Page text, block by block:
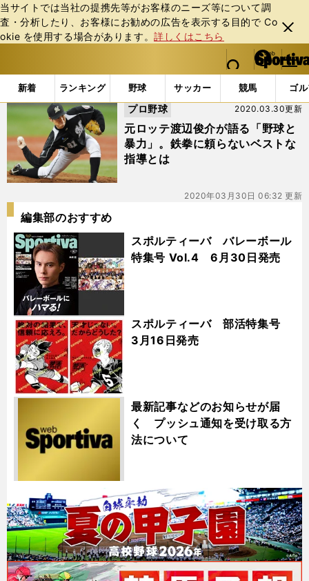
当サイトでは当社の提携先等がお客様のニーズ等について調
査・分析したり、お客様にお勧めの広告を表⽰する⽬的で Co
okie を使⽤する場合があります。詳しくはこちら
閉じ
る
web Sportiva (webスポルティーバ)
検索
マイペ
ー
ジ
メニュ
新着 ランキング 野球 サッカー 競馬 ゴ
b
ス
ポ
ル
テ
ィ
ー
バ
「#野球と暴力」の最新ニュース・ 情報
元ロッテ渡辺俊介が語る「野球と
暴力」。鉄拳に頼らないベストな
指導とは
2020.03.30更新
プロ野球
2020年03月30日 06:32 更新
編集部のおすすめ
スポルティーバ バレーボール
特集号 Vol.4 6月30日発売
スポルティーバ 部活特集号
3月16日発売
最新記事などのお知らせが届
く プッシュ通知を受け取る方
法について